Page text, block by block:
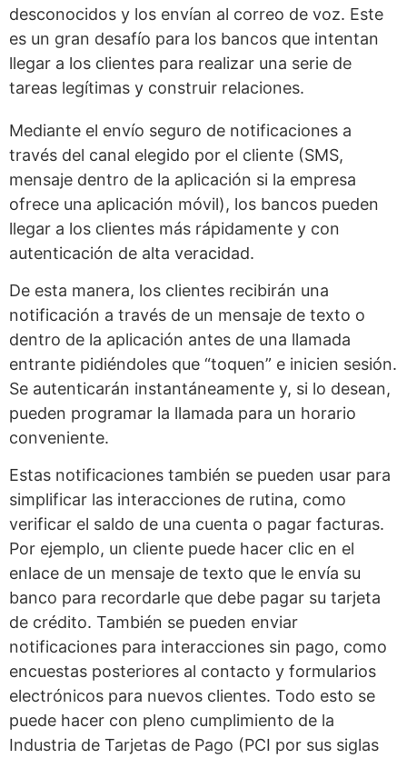
desconocidos y los envían al correo de voz. Este
es un gran desafío para los bancos que intentan
llegar a los clientes para realizar una serie de
tareas legítimas y construir relaciones.
Mediante el envío seguro de notificaciones a
través del canal elegido por el cliente (SMS,
mensaje dentro de la aplicación si la empresa
ofrece una aplicación móvil), los bancos pueden
llegar a los clientes más rápidamente y con
autenticación de alta veracidad.
De esta manera, los clientes recibirán una
notificación a través de un mensaje de texto o
dentro de la aplicación antes de una llamada
entrante pidiéndoles que “toquen” e inicien sesión.
Se autenticarán instantáneamente y, si lo desean,
pueden programar la llamada para un horario
conveniente.
Estas notificaciones también se pueden usar para
simplificar las interacciones de rutina, como
verificar el saldo de una cuenta o pagar facturas.
Por ejemplo, un cliente puede hacer clic en el
enlace de un mensaje de texto que le envía su
banco para recordarle que debe pagar su tarjeta
de crédito. También se pueden enviar
notificaciones para interacciones sin pago, como
encuestas posteriores al contacto y formularios
electrónicos para nuevos clientes. Todo esto se
puede hacer con pleno cumplimiento de la
Industria de Tarjetas de Pago (PCI por sus siglas